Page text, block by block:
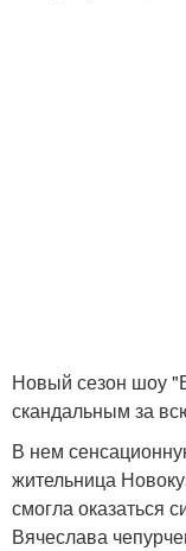
Новый сезон шоу
скандальным за
В нем
жительница
смогла оказаться
Вячеслава